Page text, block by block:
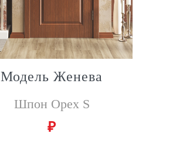
Модель Женева
Шпон Орех S
₽